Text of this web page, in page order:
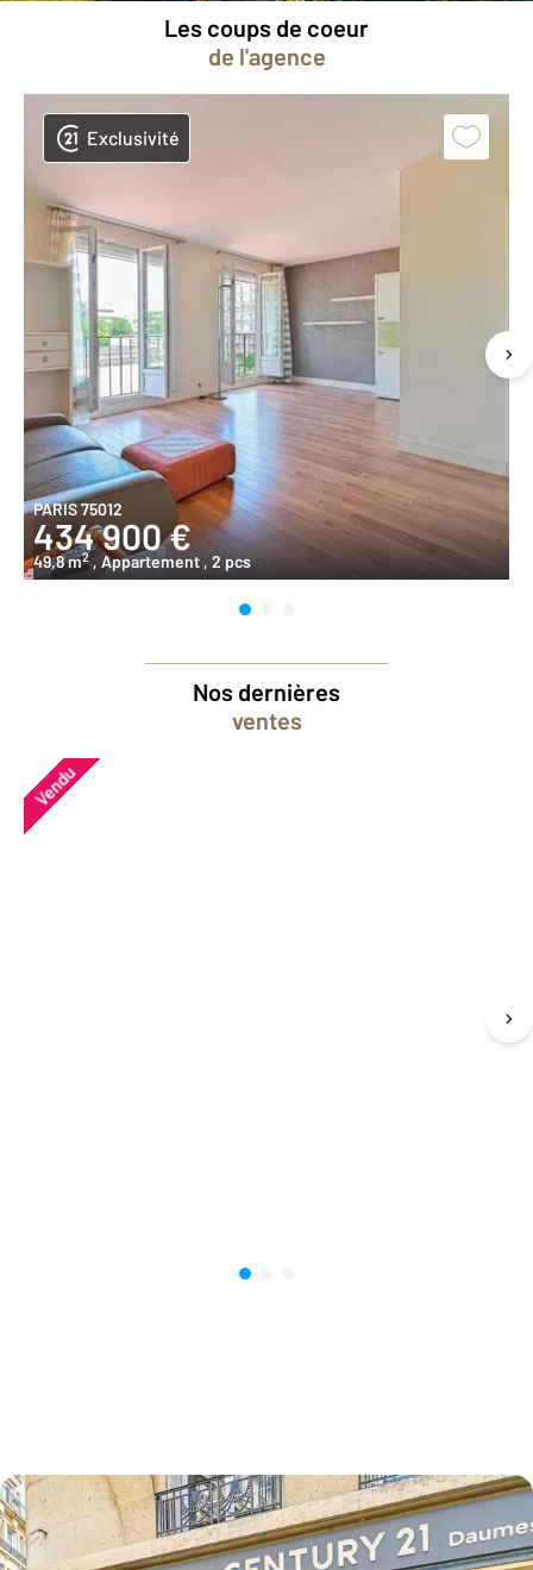
Les coups de coeur
de l'agence
Exclusivité
PARIS 75012
434 900 €
49,8 m2 , Appartement , 2 pcs
Nos dernières
ventes
Vendu